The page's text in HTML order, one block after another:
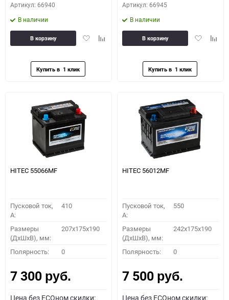
Артикул: 66940
В наличии
ДобавитьДобавить
В корзину
Артикул: 66945
В наличии
Добавить
В корзину
HITEC 55066MF
Пусковой ток,
A:
410
Размеры
(ДхШхВ), мм:
207x175x190
Полярность: 0
7 300 руб.
Цена без ECOном скидки:
HITEC 56012MF
Пусковой ток,
A:
550
Размеры
(ДхШхВ), мм:
242x175x190
Полярность: 0
7 500 руб.
Цена без ECOном скидки: